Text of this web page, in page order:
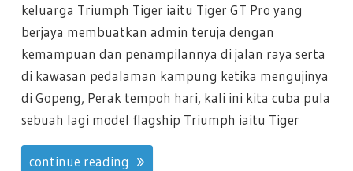
keluarga Triumph Tiger iaitu Tiger GT Pro yang
berjaya membuatkan admin teruja dengan
kemampuan dan penampilannya di jalan raya serta
di kawasan pedalaman kampung ketika mengujinya
di Gopeng, Perak tempoh hari, kali ini kita cuba pula
sebuah lagi model flagship Triumph iaitu Tiger
continue reading